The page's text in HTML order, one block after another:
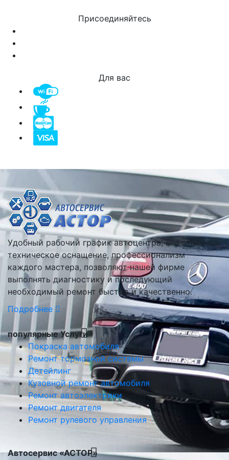
Присоединяйтесь
Для вас
Удобный рабочий график автоцентра, его отличное
техническое оснащение, профессионализм
каждого мастера, позволяют нашей фирме
выполнять диагностику и последующий
необходимый ремонт быстро и качественно.
Подробнее
популярные Услуги
Покраска автомобиля
Ремонт тормозной системы
Детейлинг
Кузовной ремонт автомобиля
Ремонт автоэлектрики
Ремонт двигателя
Ремонт рулевого управления
Автосервис «АСТОР»